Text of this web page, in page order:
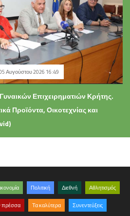
Αυγούστου 2026 16:49
Επιχειρηματιών Κρήτης.
Προϊόντα, Οικοτεχνίας και
Πολιτική Διεθνή Αθλητισμός
πρέσσα Τα καλύτερα Συνεντεύξεις